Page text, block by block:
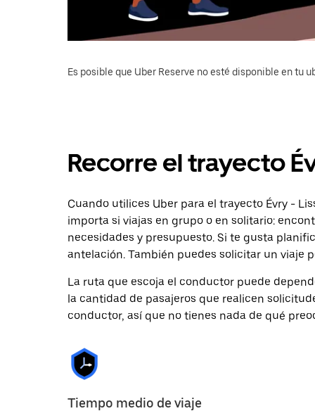
Es posible que Uber Reserve no esté disponible en tu
Recorre el trayecto
Cuando utilices Uber para el trayecto Évry -
importa si viajas en grupo o en solitario:
necesidades y presupuesto. Si te gusta
antelación. También puedes solicitar un viaje
La ruta que escoja el conductor puede
la cantidad de pasajeros que realicen
conductor, así que no tienes nada de qué
Tiempo medio de viaje